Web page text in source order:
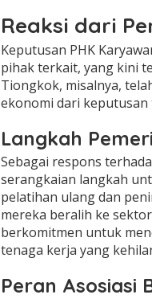
Reaksi dari
Keputusan PHK
pihak terkait, yang kini
Tiongkok, misalnya,
ekonomi dari keputusan
Langkah
Sebagai respons
serangkaian langkah
pelatihan ulang dan
mereka beralih ke
berkomitmen untuk
tenaga kerja yang
Peran Asosiasi